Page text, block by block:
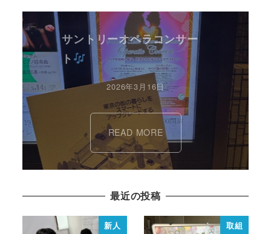
サントリーオペラコンサー
ト
2026年3月16日
READ MORE
最近の投稿
新人 取組